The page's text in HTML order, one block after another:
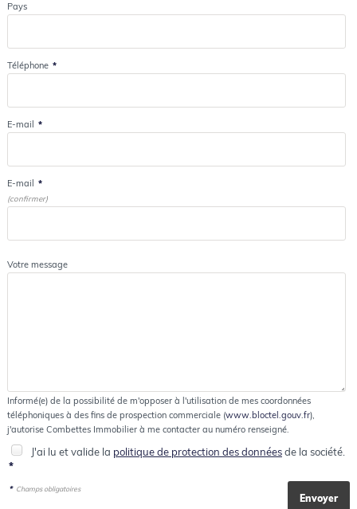
Pays
Téléphone *
E-mail *
E-mail *
(confirmer)
Votre message
Informé(e) de la possibilité de m'opposer à l'utilisation de mes coordonnées
téléphoniques à des fins de prospection commerciale (www.bloctel.gouv.fr),
j'autorise Combettes Immobilier à me contacter au numéro renseigné.
J'ai lu et valide la politique de protection des donnéesde la société.
*
* Champs obligatoires